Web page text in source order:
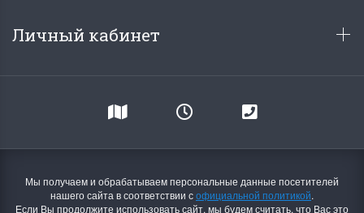
Личный кабинет
Мы получаем и обрабатываем персональные данные посетителей
нашего сайта в соответствии софициальной политикой.
Если Вы продолжите использовать сайт, мы будем считать, что Вас это